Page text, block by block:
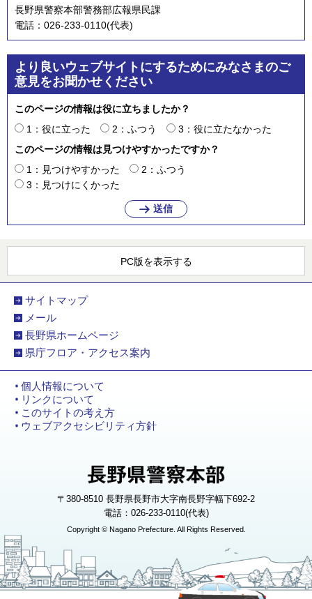
長野県警察本部警務部広報県民課
電話：026-233-0110(代表)
より良いウェブサイトにするためにみなさまのご
意見をお聞かせください
このページの情報は役に立ちましたか？
1：役に立った
2：ふつう
3：役に立たなかった
このページの情報は見つけやすかったですか？
1：見つけやすかった
2：ふつう
3：見つけにくかった
PC版を表示する
サイトマップ
メール
長野県ホームページ
県庁フロア・アクセス案内
個人情報について
リンクについて
このサイトの考え方
ウェブアクセシビリティ方針
〒380-8510 長野県長野市大字南長野字幅下692-2
電話：026-233-0110(代表)
Copyright © Nagano Prefecture. All Rights Reserved.